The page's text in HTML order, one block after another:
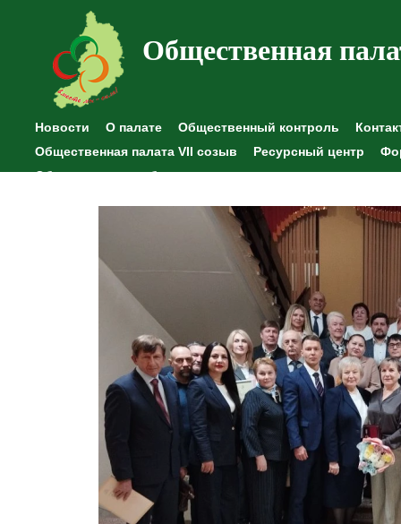
Общественная
Новости О палате Общественный контроль
Общественная палата VII созыв
Ресурсный центр
Общественные наблюдения